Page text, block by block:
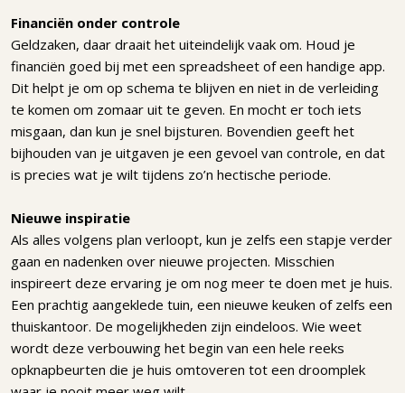
Financiën onder controle
Geldzaken, daar draait het uiteindelijk vaak om. Houd je
financiën goed bij met een spreadsheet of een handige app.
Dit helpt je om op schema te blijven en niet in de verleiding
te komen om zomaar uit te geven. En mocht er toch iets
misgaan, dan kun je snel bijsturen. Bovendien geeft het
bijhouden van je uitgaven je een gevoel van controle, en dat
is precies wat je wilt tijdens zo’n hectische periode.
Nieuwe inspiratie
Als alles volgens plan verloopt, kun je zelfs een stapje verder
gaan en nadenken over nieuwe projecten. Misschien
inspireert deze ervaring je om nog meer te doen met je huis.
Een prachtig aangeklede tuin, een nieuwe keuken of zelfs een
thuiskantoor. De mogelijkheden zijn eindeloos. Wie weet
wordt deze verbouwing het begin van een hele reeks
opknapbeurten die je huis omtoveren tot een droomplek